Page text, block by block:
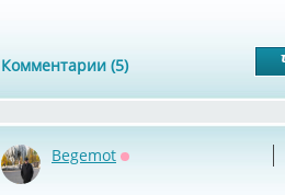
Комментарии (5)
Begemot